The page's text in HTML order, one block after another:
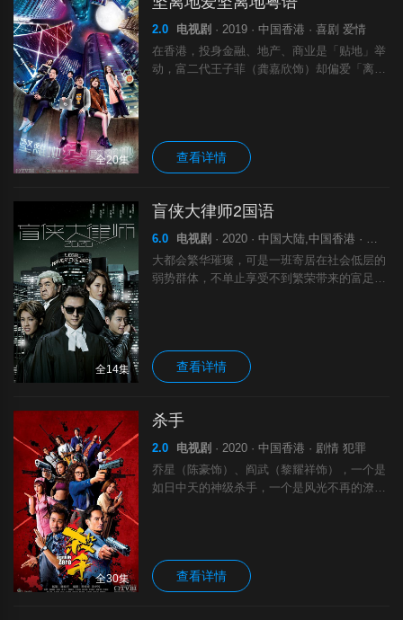
全20集
2.0 电视剧 · 2019 · 中国香港 · 喜剧 爱情
在香港，投身金融、地产、商业是「贴地」举
动，富二代王子菲（龚嘉欣饰）却偏爱「离
查看详情
全14集
盲侠大律师2国语
6.0 电视剧 · 2020 · 中国大陆,中国香港 · 剧情
大都会繁华璀璨，可是一班寄居在社会低层的
弱势群体，不单止享受不到繁荣带来的富足和
盲.
查看详情
全30集
杀手
2.0 电视剧 · 2020 · 中国香港 · 剧情 犯罪
乔星（陈豪饰）、阎武（黎耀祥饰），一个是
如日中天的神级杀手，一个是风光不再的潦倒
查看详情